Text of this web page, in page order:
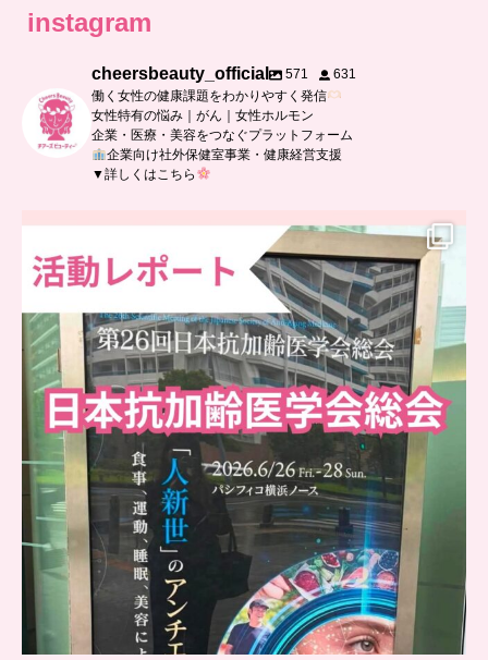
instagram
cheersbeauty_official 571
631
働く女性の健康課題をわかりやすく発信
女性特有の悩み｜がん｜女性ホルモン
企業・医療・美容をつなぐプラットフォーム
企業向け社外保健室事業・健康経営支援
▼詳しくはこちら
..
日本抗加齢医学会に参加しました
0